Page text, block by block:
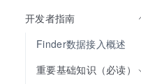
开发者指南
Finder数据接入概述
重要基础知识（必读）